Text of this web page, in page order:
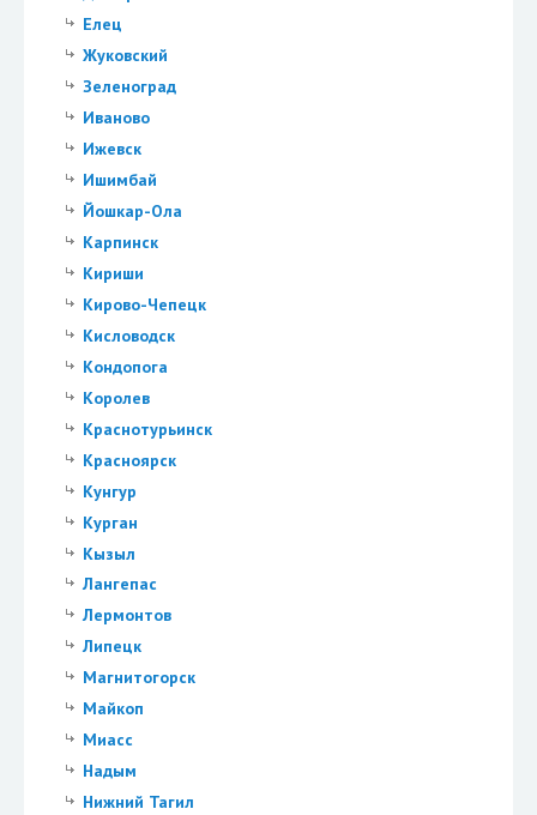
Елец
Жуковский
Зеленоград
Иваново
Ижевск
Ишимбай
Йошкар-Ола
Карпинск
Кириши
Кирово-Чепецк
Кисловодск
Кондопога
Королев
Краснотурьинск
Красноярск
Кунгур
Курган
Кызыл
Лангепас
Лермонтов
Липецк
Магнитогорск
Майкоп
Миасс
Надым
Нижний Тагил